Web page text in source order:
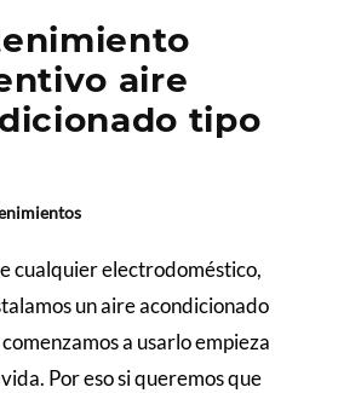
aire
tipo
cualquier electrodoméstico,
un aire acondicionado
a usarlo empieza
Por eso si queremos que